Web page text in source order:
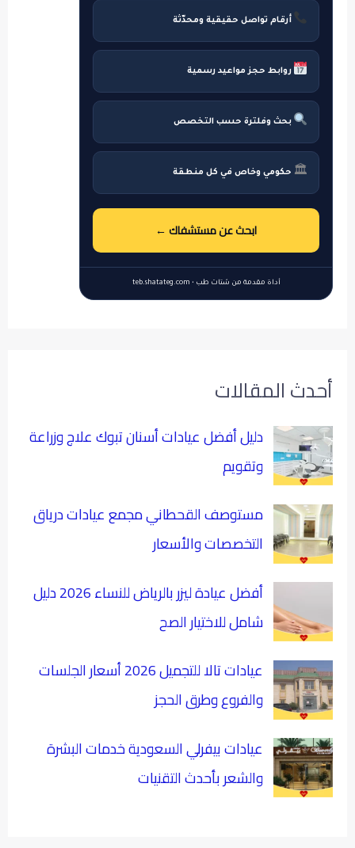
أرقام تواصل حقيقية ومحدّثة
روابط حجز مواعيد رسمية
بحث وفلترة حسب التخصص
🏛 حكومي وخاص في كل منطقة
ابحث عن مستشفاك ←
أداة مقدمة من شتات طب • teb.shatateg.com
أحدث المقالات
دليل أفضل عيادات أسنان تبوك علاج وزراعة
وتقويم
مستوصف القحطاني مجمع عيادات درياق
التخصصات والأسعار
أفضل عيادة ليزر بالرياض للنساء 2026 دليل
شامل للاختيار الصح
عيادات تالا للتجميل 2026 أسعار الجلسات
والفروع وطرق الحجز
عيادات بيفرلي السعودية خدمات البشرة
والشعر بأحدث التقنيات